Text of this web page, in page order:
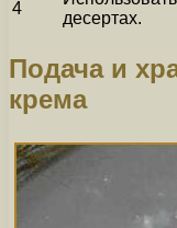
4
десертах.
Подача и
крема